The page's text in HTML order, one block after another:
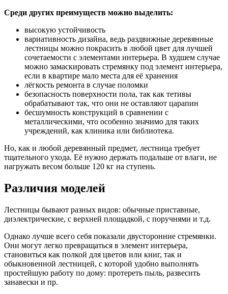
Среди других преимуществ можно выделить:
высокую устойчивость
вариативность дизайна, ведь раздвижные деревянные
лестницы можно покрасить в любой цвет для лучшей
сочетаемости с элементами интерьера. В худшем случае
можно замаскировать стремянку под элемент интерьера,
если в квартире мало места для её хранения
лёгкость ремонта в случае поломки
безопасность поверхности пола, так как тетивы
обрабатывают так, что они не оставляют царапин
бесшумность конструкций в сравнении с
металлическими, что особенно значимо для таких
учреждений, как клиника или библиотека.
Но, как и любой деревянный предмет, лестница требует
тщательного ухода. Её нужно держать подальше от влаги, не
нагружать весом больше 120 кг на ступень.
Различия моделей
Лестницы бывают разных видов: обычные приставные,
диэлектрические, с верхней площадкой, с поручнями и т.д.
Однако лучше всего себя показали двусторонние стремянки.
Они могут легко превращаться в элемент интерьера,
становиться как полкой для цветов или книг, так и
обыкновенной лестницей, с которой удобно выполнять
простейшую работу по дому: протереть пыль, развесить
занавески и пр.